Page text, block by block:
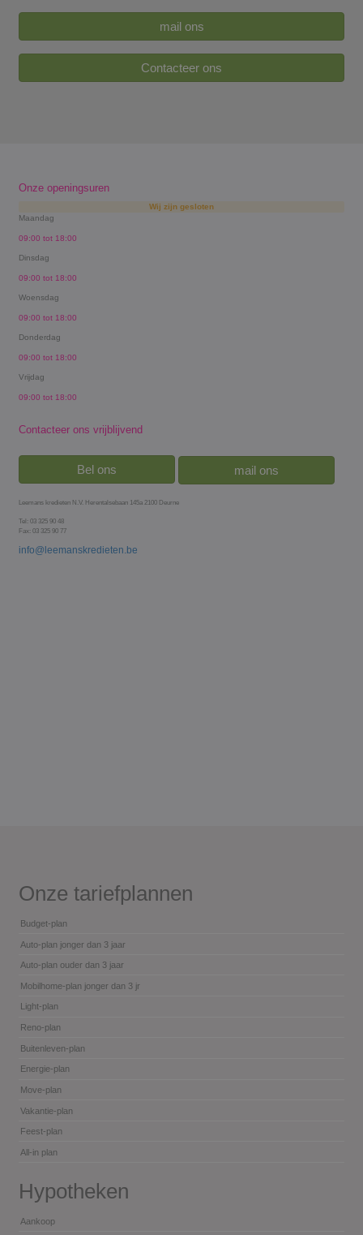
mail ons
Contacteer ons
Onze openingsuren
Wij zijn gesloten
Maandag
09:00 tot 18:00
Dinsdag
09:00 tot 18:00
Woensdag
09:00 tot 18:00
Donderdag
09:00 tot 18:00
Vrijdag
09:00 tot 18:00
Contacteer ons vrijblijvend
Bel ons mail ons
Leemans kredieten N.V. Herentalsebaan 145a 2100 Deurne
Tel: 03 325 90 48
Fax: 03 325 90 77
info@leemanskredieten.be
Onze tariefplannen
Budget-plan
Auto-plan jonger dan 3 jaar
Auto-plan ouder dan 3 jaar
Mobilhome-plan jonger dan 3 jr
Light-plan
Reno-plan
Buitenleven-plan
Energie-plan
Move-plan
Vakantie-plan
Feest-plan
All-in plan
Hypotheken
Aankoop